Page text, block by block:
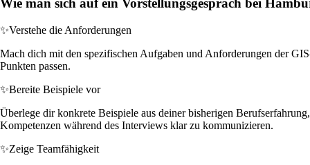
Wie man sich auf ein Vorstellungsgespräch bei
✨Verstehe die Anforderungen
Mach dich mit den spezifischen Aufgaben und Anforderungen der
Punkten passen.
✨Bereite Beispiele vor
Überlege dir konkrete Beispiele aus deiner bisherigen
Kompetenzen während des Interviews klar zu kommunizieren.
✨Zeige Teamfähigkeit